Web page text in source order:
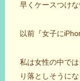
早くケースつけ
以前『女子に
私は女性の中で
り落としそうに